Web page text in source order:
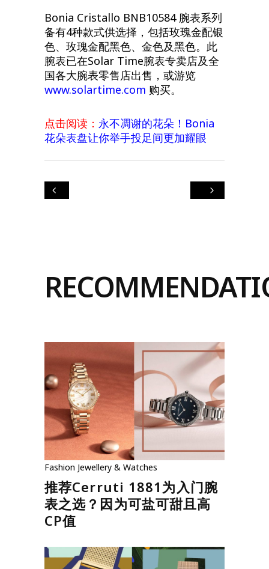
备有4种款式供选择，包括玫瑰金配银
色、玫瑰金配黑色、金色及黑色。此
腕表已在Solar Time腕表专卖店及全
国各大腕表零售店出售，或游览
www.solartime.com购买。
花朵表盘让你举手投足间更加耀眼
Fashion Jewellery & Watches
推荐Cerruti 1881为入门腕
表之选？因为可盐可甜且高
CP值